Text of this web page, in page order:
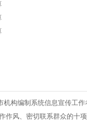
构编制系统信息宣传工
作风、密切联系群众的十